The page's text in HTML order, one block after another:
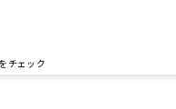
チェック